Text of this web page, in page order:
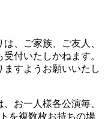
、ご家族、ご友人、
付いたしかねます。
すようお願いいたし
お一人様各公演毎、
を複数枚お持ちの場